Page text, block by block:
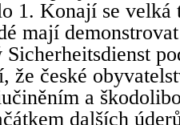
1. Konají se velká
mají
Sicherheitsdienst
že české
a
dalších